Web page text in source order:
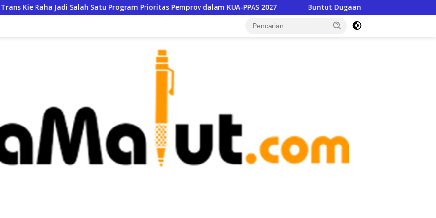
Jadi Salah Satu Program Prioritas Pemprov dalam KUA-PPAS 2027 Buntut Dugaan Pencabulan, Dinas Pendidikan